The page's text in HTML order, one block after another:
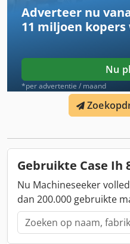
mogelijk deel uit van een
fouten voorbehouden.
Adverteer nu
11 miljoen kopers
Nu
*per advertentie / maand
Gebruikte Case Ih
Nu Machineseeker
dan 200.000 gebruikte